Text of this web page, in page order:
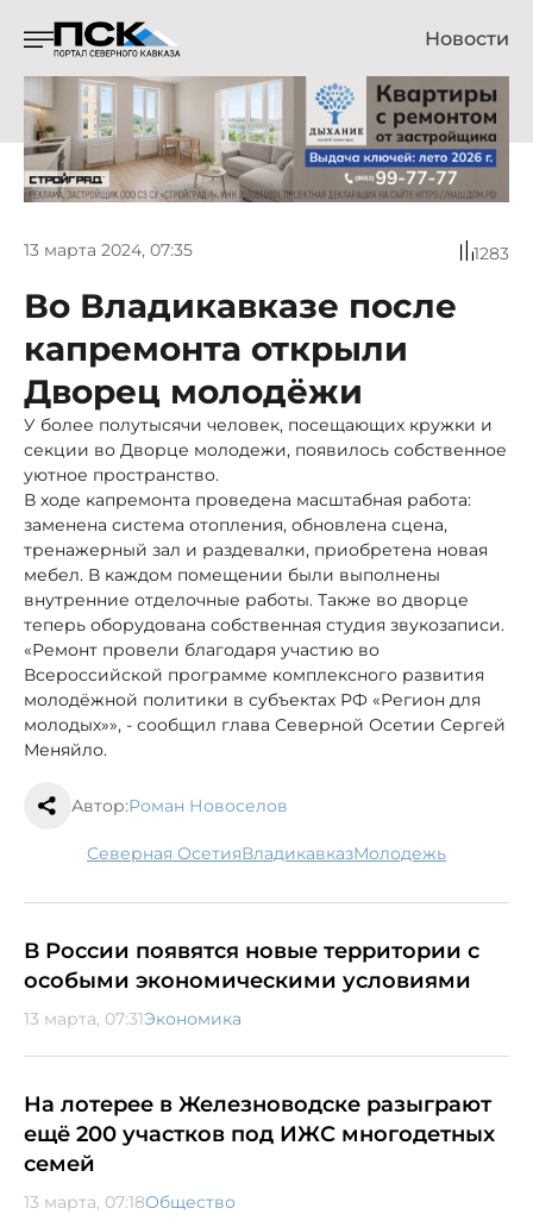
Новости
13 марта 2024, 07:35 1283
Во Владикавказе после
капремонта открыли
Дворец молодёжи
У более полутысячи человек, посещающих кружки и
секции во Дворце молодежи, появилось собственное
уютное пространство.
В ходе капремонта проведена масштабная работа:
заменена система отопления, обновлена сцена,
тренажерный зал и раздевалки, приобретена новая
мебел. В каждом помещении были выполнены
внутренние отделочные работы. Также во дворце
теперь оборудована собственная студия звукозаписи.
«Ремонт провели благодаря участию во
Всероссийской программе комплексного развития
молодёжной политики в субъектах РФ «Регион для
молодых»», - сообщил глава Северной Осетии Сергей
Меняйло.
Автор:Роман Новоселов
Северная Осетия Владикавказ молодежь
В России появятся новые территории с
особыми экономическими условиями
13 марта, 07:31Экономика
На лотерее в Железноводске разыграют
ещё 200 участков под ИЖС многодетных
семей
13 марта, 07:18Общество